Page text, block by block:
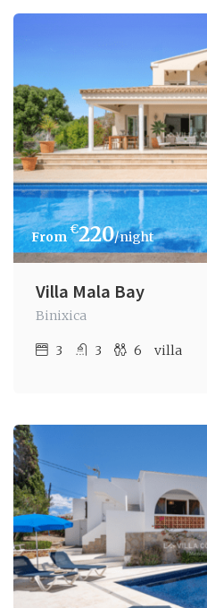
€220/night
Villa Mala Bay
Binixica
3 3 6 villa